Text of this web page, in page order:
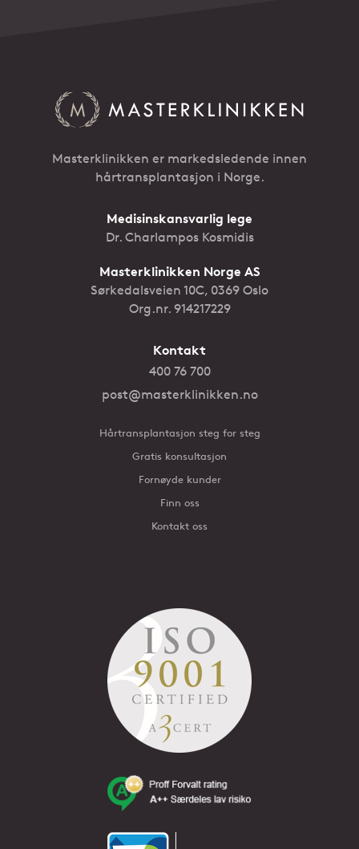
Masterklinikken er markedsledende innen
hårtransplantasjon i Norge.
Medisinskansvarlig lege
Dr. Charlampos Kosmidis
Masterklinikken Norge AS
Sørkedalsveien 10C, 0369 Oslo
Org.nr. 914217229
Kontakt
400 76 700
post@masterklinikken.no
Hårtransplantasjon steg for steg
Gratis konsultasjon
Fornøyde kunder
Finn oss
Kontakt oss